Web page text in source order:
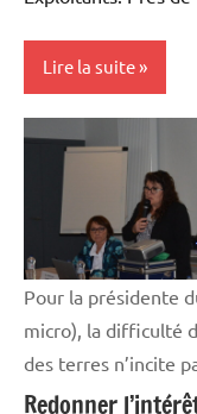
Lire la suite
Vie
professionnelle
Pour la présidente
micro), la difficulté
des terres n’incite
Redonner